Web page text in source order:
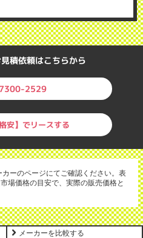
積依頼はこちらから
2529
安】でリースする
ーのページにてご確認ください。表
場価格の目安で、実際の販売価格と
メーカーを比較する